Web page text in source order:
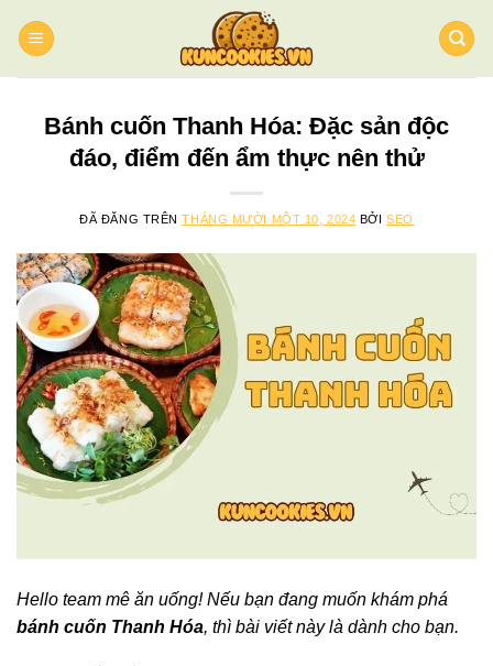
đến
Bánh cuốn Thanh Hóa: Đặc sản độc
đáo, điểm đến ẩm thực nên thử
ĐÃ ĐĂNG TRÊNTHÁNG MƯỜI MỘT 10, 2024 BỞISEO
Hello team mê ăn uống! Nếu bạn đang muốn khám phá
bánh cuốn Thanh Hóa, thì bài viết này là dành cho bạn.